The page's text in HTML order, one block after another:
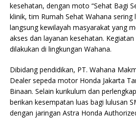
kesehatan, dengan moto “Sehat Bagi
klinik, tim Rumah Sehat Wahana
langsung kewilayah masyarakat yang
akses dan layanan kesehatan.
dilakukan di lingkungan Wahana.
Dibidang pendidikan, PT. Wahana
Dealer sepeda motor Honda Jakarta
Binaan. Selain kurikulum dan
berikan kesempatan luas bagi lulusan
dengan jaringan Astra Honda